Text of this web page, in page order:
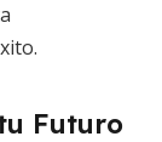
Futuro